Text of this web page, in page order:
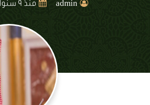
admin منذ 9 سنوات